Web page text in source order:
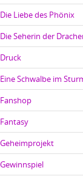
Die Liebe des Phönix
Die Seherin der
Druck
Eine Schwalbe im
Fanshop
Fantasy
Geheimprojekt
Gewinnspiel